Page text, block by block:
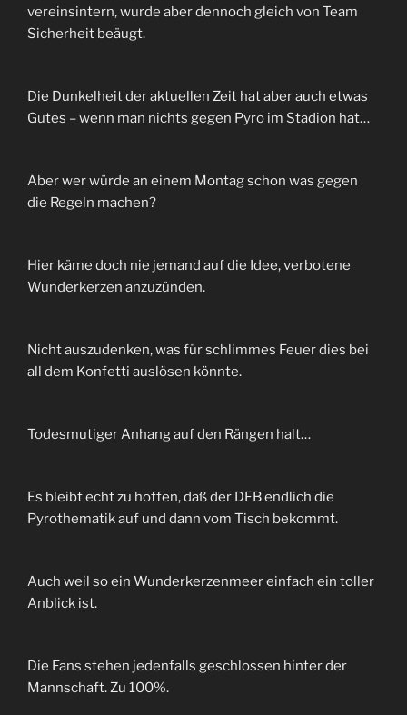
vereinsintern, wurde aber dennoch gleich von Team
Sicherheit beäugt.
Die Dunkelheit der aktuellen Zeit hat aber auch etwas
Gutes – wenn man nichts gegen Pyro im Stadion hat…
Aber wer würde an einem Montag schon was gegen
die Regeln machen?
Hier käme doch nie jemand auf die Idee, verbotene
Wunderkerzen anzuzünden.
Nicht auszudenken, was für schlimmes Feuer dies bei
all dem Konfetti auslösen könnte.
Todesmutiger Anhang auf den Rängen halt…
Es bleibt echt zu hoffen, daß der DFB endlich die
Pyrothematik auf und dann vom Tisch bekommt.
Auch weil so ein Wunderkerzenmeer einfach ein toller
Anblick ist.
Die Fans stehen jedenfalls geschlossen hinter der
Mannschaft. Zu 100%.